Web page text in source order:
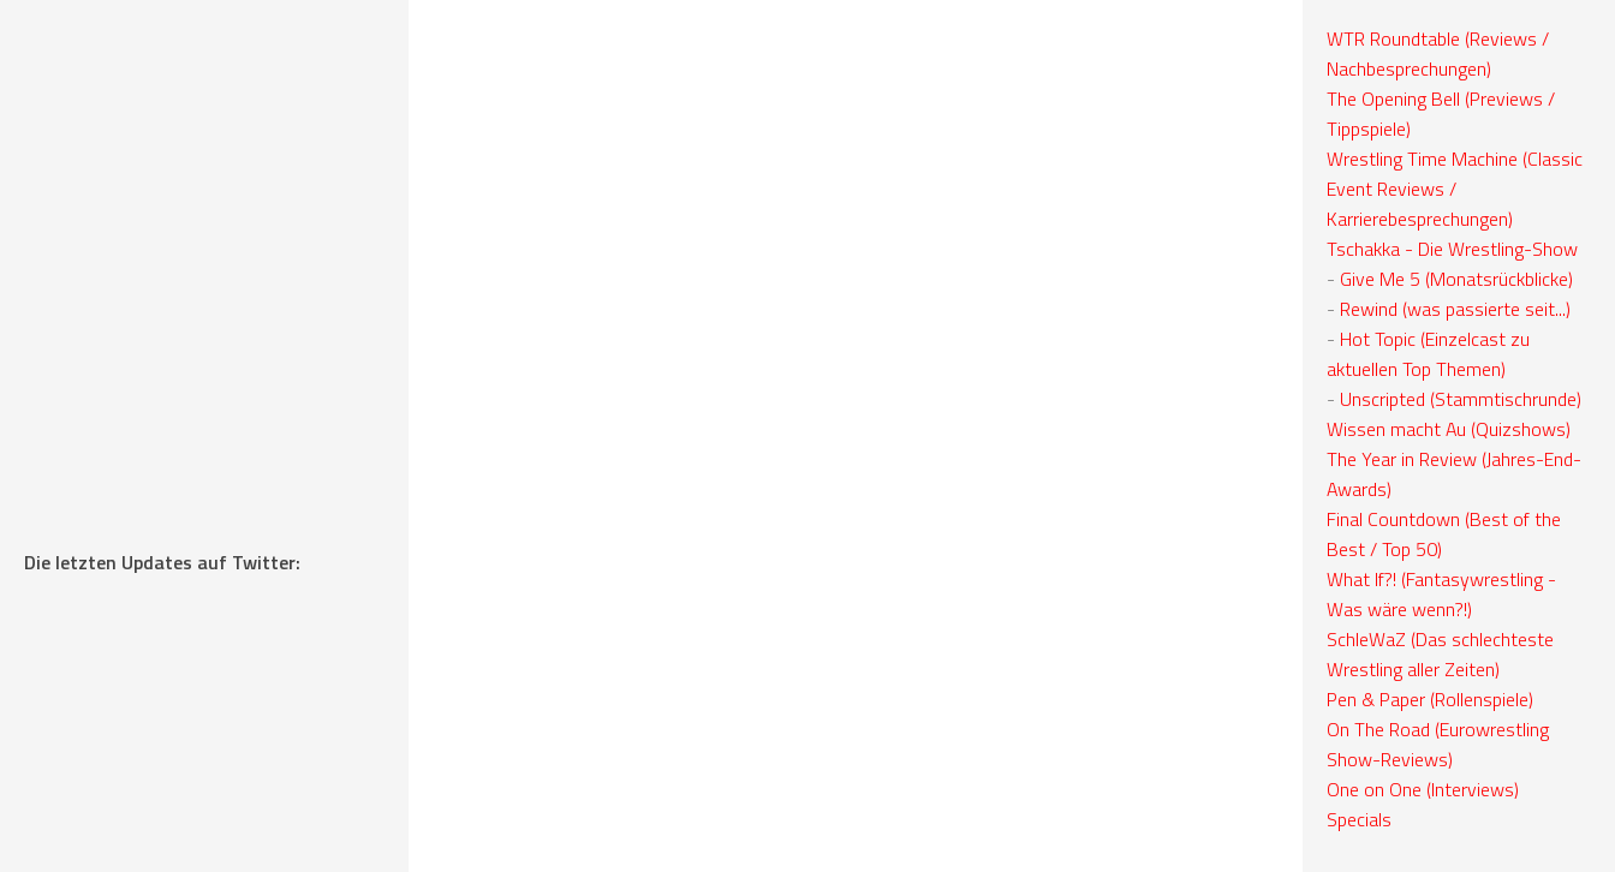
Die letzten Updates auf Twitter:
WTR Roundtable (Reviews /
Nachbesprechungen)
The Opening Bell (Previews /
Tippspiele)
Wrestling Time Machine (Classic
Event Reviews /
Karrierebesprechungen)
Tschakka - Die Wrestling-Show
- Give Me 5 (Monatsrückblicke)
- Rewind (was passierte seit...)
- Hot Topic (Einzelcast zu
aktuellen Top Themen)
- Unscripted (Stammtischrunde)
Wissen macht Au (Quizshows)
The Year in Review (Jahres-End-
Awards)
Final Countdown (Best of the
Best / Top 50)
What If?! (Fantasywrestling -
Was wäre wenn?!)
SchleWaZ (Das schlechteste
Wrestling aller Zeiten)
Pen & Paper (Rollenspiele)
On The Road (Eurowrestling
Show-Reviews)
One on One (Interviews)
Specials